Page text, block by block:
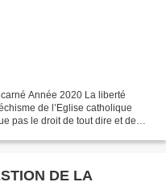
Année 2020 La liberté
de l’Eglise catholique
pas le droit de tout dire et de
DE LA